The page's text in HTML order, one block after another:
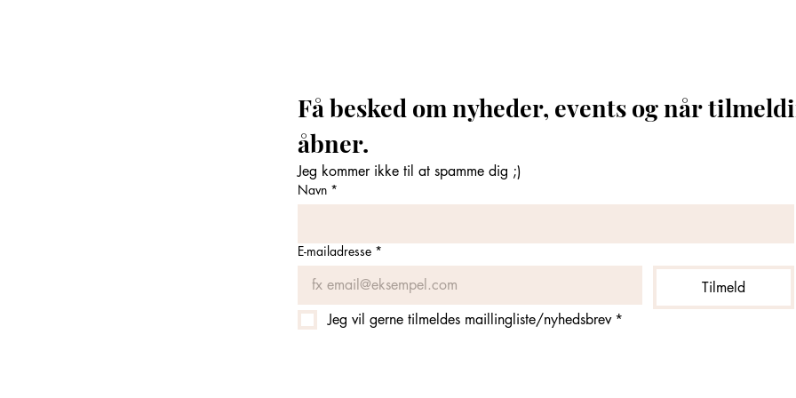
Få besked om nyheder, events og når
Jeg kommer ikke til at spamme dig ;)
Navn *
E-mailadresse *
Tilmeld
Jeg vil gerne tilmeldes maillingliste/nyhedsbrev *